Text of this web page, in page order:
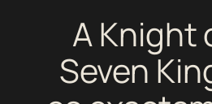
A Knight
Seven